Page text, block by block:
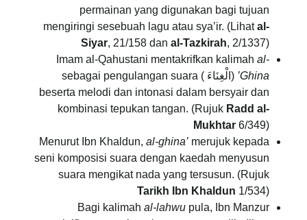
permainan yang digunakan bagi tujuan
mengiringi sesebuah lagu atau sya’ir. (Lihatal-
Siyar, 21/158 dan al-Tazkirah, 2/1337)
Imam al-Qahustani mentakrifkan kalimah al-
Ghina’
(الْغِنَاءَ ) sebagai pengulangan suara
beserta melodi dan intonasi dalam bersyair dan
kombinasi tepukan tangan. (Rujuk Radd al-
Mukhtar 6/349)
Menurut Ibn Khaldun, al-ghina’ merujuk kepada
seni komposisi suara dengan kaedah menyusun
suara mengikat nada yang tersusun. (Rujuk
Tarikh Ibn Khaldun 1/534)
Bagi kalimah al-lahwu pula, Ibn Manzur